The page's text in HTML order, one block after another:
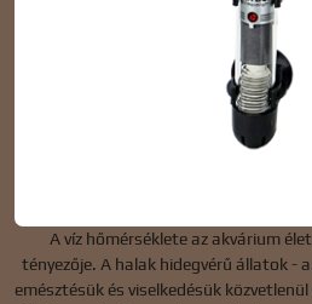
A víz hőmérséklete az akvárium
tényezője. A halak hidegvérű állatok -
emésztésük és viselkedésük